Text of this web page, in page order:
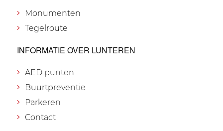
Monumenten
Tegelroute
INFORMATIE OVER LUNTEREN
AED punten
Buurtpreventie
Parkeren
Contact